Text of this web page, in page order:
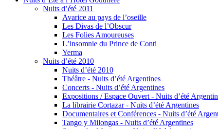
Nuits d’été 2011
Avarice au pays de l’oseille
Les Divas de l’Obscur
Les Folies Amoureuses
Lʼinsomnie du Prince de Conti
Yerma
Nuits d’été 2010
Nuits d’été 2010
Théâtre - Nuits d’été Argentines
Concerts - Nuits d’été Argentines
Expositions / Espace Ouvert - Nuits d’été
La librairie Cortazar - Nuits d’été Argentines
Documentaires et Conférences - Nuits d’été
Tango y Milongas - Nuits d’été Argentines